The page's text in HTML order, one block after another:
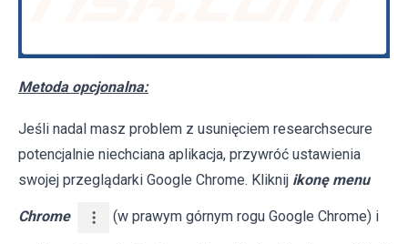
Metoda opcjonalna:
Jeśli nadal masz problem z usunięciem researchsecure
potencjalnie niechciana aplikacja, przywróć ustawienia
swojej przeglądarki Google Chrome. Kliknij ikonę menu
Chrome (w prawym górnym rogu Google Chrome) i